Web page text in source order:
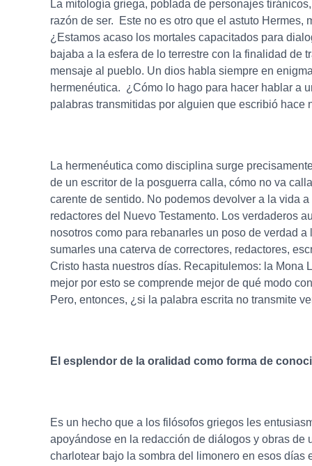
La mitología griega, poblada de personajes
razón de ser. Este no es otro que el astuto Hermes,
¿Estamos acaso los mortales capacitados para
bajaba a la esfera de lo terrestre con la finalidad de
mensaje al pueblo. Un dios habla siempre en
hermenéutica. ¿Cómo lo hago para hacer hablar a
palabras transmitidas por alguien que escribió hace
La hermenéutica como disciplina surge
de un escritor de la posguerra calla, cómo no va
carente de sentido. No podemos devolver a la vida
redactores del Nuevo Testamento. Los verdaderos
nosotros como para rebanarles un poso de verdad
sumarles una caterva de correctores, redactores,
Cristo hasta nuestros días. Recapitulemos: la Mona
mejor por esto se comprende mejor de qué modo
Pero, entonces, ¿si la palabra escrita no transmite
El esplendor de la oralidad como forma de
Es un hecho que a los filósofos griegos les
apoyándose en la redacción de diálogos y obras de
charlotear bajo la sombra del limonero en esos días